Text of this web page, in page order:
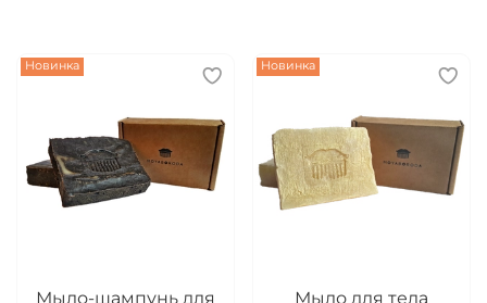
Новинка
Мыло-шампунь для
Новинка
Мыло для тела